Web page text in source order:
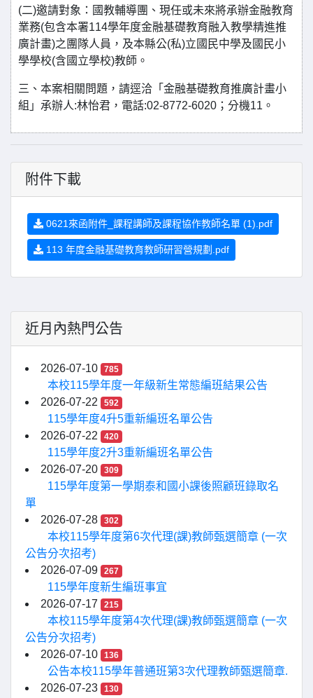
(二)邀請對象：國教輔導團、現任或未來將承辦金融教育
業務(包含本署114學年度金融基礎教育融入教學精進推
廣計畫)之團隊人員，及本縣公(私)立國民中學及國民小
學學校(含國立學校)教師。
三、本案相關問題，請逕洽「金融基礎教育推廣計畫小
組」承辦人:林怡君，電話:02-8772-6020；分機11。
附件下載
0621來函附件_課程講師及課程協作教師名單 (1).pdf
113 年度金融基礎教育教師研習營規劃.pdf
近月內熱門公告
2026-07-10 785
本校115學年度一年級新生常態編班結果公告
2026-07-22
592
115學年度4升5重新編班名單公告
2026-07-22
420
115學年度2升3重新編班名單公告
2026-07-20
309
115學年度第一學期泰和國小課後照顧班錄取名
單
2026-07-28
302
本校115學年度第6次代理(課)教師甄選簡章 (一次
公告分次招考)
2026-07-09
267
115學年度新生編班事宜
2026-07-17
215
本校115學年度第4次代理(課)教師甄選簡章 (一次
公告分次招考)
2026-07-10
136
公告本校115學年普通班第3次代理教師甄選簡章.
2026-07-23
130